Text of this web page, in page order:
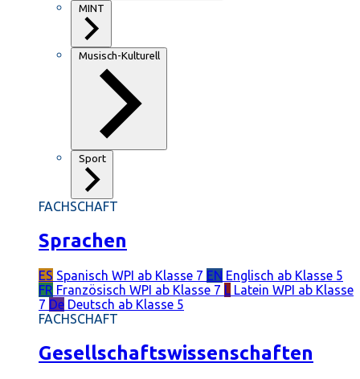
MINT
Musisch-Kulturell
Sport
FACHSCHAFT
Sprachen
ES Spanisch WPI ab Klasse 7 EN Englisch ab Klasse 5
FR Französisch WPI ab Klasse 7 L Latein WPI ab Klasse
7 De Deutsch ab Klasse 5
FACHSCHAFT
Gesellschaftswissenschaften